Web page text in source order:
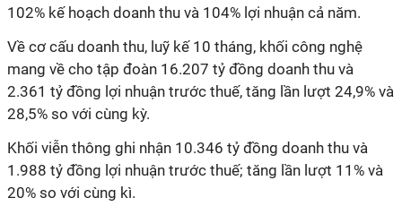
102% kế hoạch doanh thu và 104% lợi nhuận cả năm.
Về cơ cấu doanh thu, luỹ kế 10 tháng, khối công nghệ
mang về cho tập đoàn 16.207 tỷ đồng doanh thu và
2.361 tỷ đồng lợi nhuận trước thuế, tăng lần lượt 24,9% và
28,5% so với cùng kỳ.
Khối viễn thông ghi nhận 10.346 tỷ đồng doanh thu và
1.988 tỷ đồng lợi nhuận trước thuế; tăng lần lượt 11% và
20% so với cùng kì.